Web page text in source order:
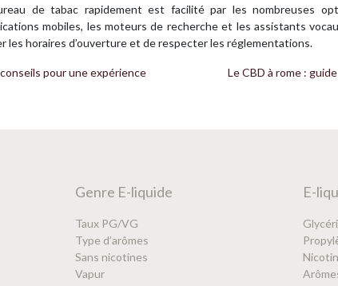
de tabac rapidement est facilité par les nombreuses
mobiles, les moteurs de recherche et les assistants
les horaires d’ouverture et de respecter les réglementations.
pour une expérience
Le CBD à rome :
Genre E-liquide
Taux PG/VG
Type d’arômes
Sans nicotines
Vapur
E-